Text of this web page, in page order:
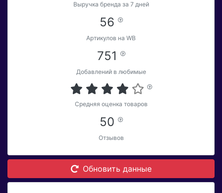
Выручка бренда за 7 дней
56
Артикулов на WB
751
Добавлений в любимые
Средняя оценка товаров
50
Отзывов
Обновить данные